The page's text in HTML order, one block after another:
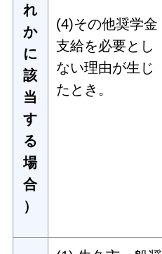
れ
か
に
該
当
す
る
場
合
）
(4)その他奨学金
支給を必要とし
ない理由が生じ
たとき。